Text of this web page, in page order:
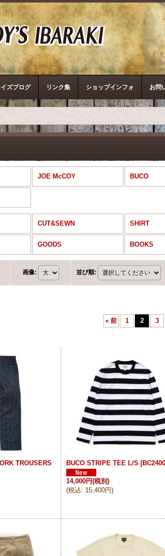
ザ・リアルマッコ
ズブログ リンク集 ショップインフォ お問
JOE McCOY BUCO
CUT&SEWN SHIRT
GOODS BOOKS
画像: 並び順:
« 前 1 2 3
TROUSERS
BUCO STRIPE TEE L/S [
14,000円(税別)
(税込: 15,400円)